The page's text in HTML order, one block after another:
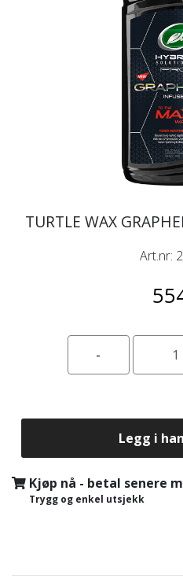
TURTLE WAX
Art.nr:
Legg i
Kjøp nå - betal senere
Trygg og enkel utsjekk